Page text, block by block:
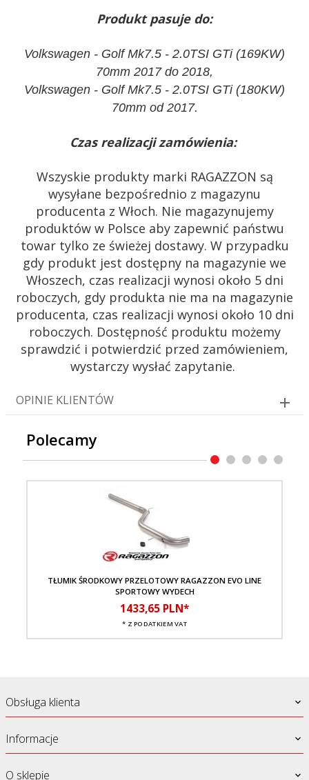
Produkt pasuje do:
Volkswagen - Golf Mk7.5 - 2.0TSI GTi (169KW)
70mm 2017 do 2018,
Volkswagen - Golf Mk7.5 - 2.0TSI GTi (180KW)
70mm od 2017.
Czas realizacji zamówienia:
Wszyskie produkty marki RAGAZZON są
wysyłane bezpośrednio z magazynu
producenta z Włoch. Nie magazynujemy
produktów w Polsce aby zapewnić państwu
towar tylko ze świeżej dostawy. W przypadku
gdy produkt jest dostępny na magazynie we
Włoszech, czas realizacji wynosi około 5 dni
roboczych, gdy produkta nie ma na magazynie
producenta, czas realizacji wynosi około 10 dni
roboczych. Dostępność produktu możemy
sprawdzić i potwierdzić przed zamówieniem,
wystarczy wysłać zapytanie.
OPINIE KLIENTÓW
Polecamy
TŁUMIK ŚRODKOWY PRZELOTOWY RAGAZZON EVO LINE
SPORTOWY WYDECH
1433,65 PLN*
* Z PODATKIEM VAT
Obsługa klienta
Informacje
O sklepie